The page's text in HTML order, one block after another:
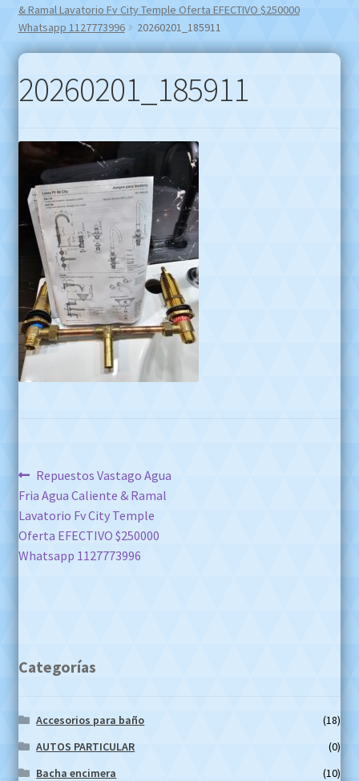
& Ramal Lavatorio Fv City Temple Oferta EFECTIVO $250000
Whatsapp 1127773996
20260201_185911
20260201_185911
Navegación
de
entradas
Anterior:
Repuestos Vastago Agua
Fria Agua Caliente & Ramal
Lavatorio Fv City Temple
Oferta EFECTIVO $250000
Whatsapp 1127773996
Categorías
Accesorios para baño
(18)
AUTOS PARTICULAR
(0)
Bacha encimera
(10)